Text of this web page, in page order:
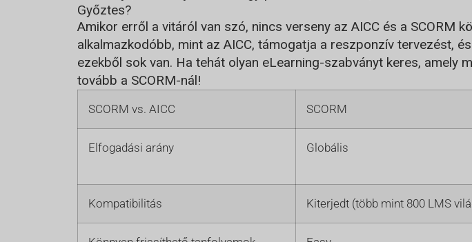
Győztes?
Amikor erről a vitáról van szó, nincs verseny az AICC és a SCORM
alkalmazkodóbb, mint az AICC, támogatja a reszponzív tervezést,
ezekből sok van. Ha tehát olyan eLearning-szabványt keres, amely
tovább a SCORM-nál!
SCORM vs. AICC SCORM
Elfogadási arány Globális
Kompatibilitás Kiterjedt (több mint 800 LMS